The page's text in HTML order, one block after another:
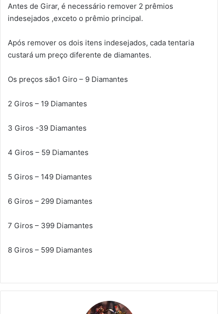
Antes de Girar, é necessário remover 2 prêmios
indesejados ,exceto o prêmio principal.
Após remover os dois itens indesejados, cada tentaria
custará um preço diferente de diamantes.
Os preços são1 Giro – 9 Diamantes
2 Giros – 19 Diamantes
3 Giros -39 Diamantes
4 Giros – 59 Diamantes
5 Giros – 149 Diamantes
6 Giros – 299 Diamantes
7 Giros – 399 Diamantes
8 Giros – 599 Diamantes